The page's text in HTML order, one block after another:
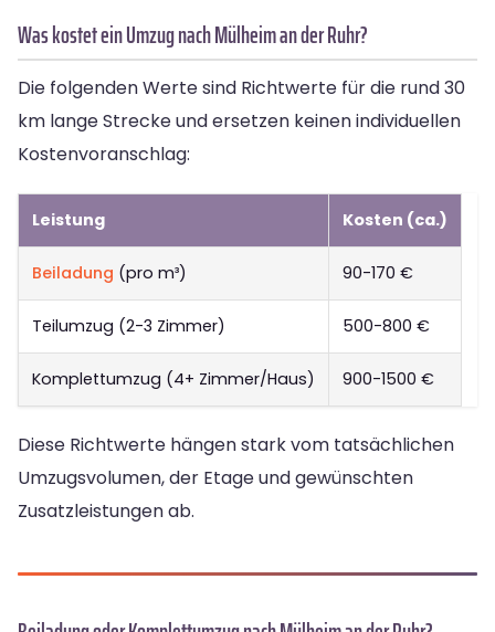
Was kostet ein Umzug nach Mülheim an der Ruhr?
Die folgenden Werte sind Richtwerte für die rund 30
km lange Strecke und ersetzen keinen individuellen
Kostenvoranschlag:
Leistung Kosten (ca.)
Beiladung (pro m³) 90-170 €
Teilumzug (2-3 Zimmer) 500-800 €
Komplettumzug (4+ Zimmer/Haus) 900-1500 €
Diese Richtwerte hängen stark vom tatsächlichen
Umzugsvolumen, der Etage und gewünschten
Zusatzleistungen ab.